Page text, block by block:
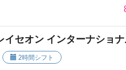
セオン インターナショ
2時間シフト